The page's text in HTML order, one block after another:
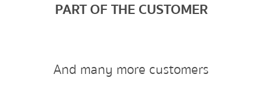
PART OF THE CUSTOMER
And many more customers